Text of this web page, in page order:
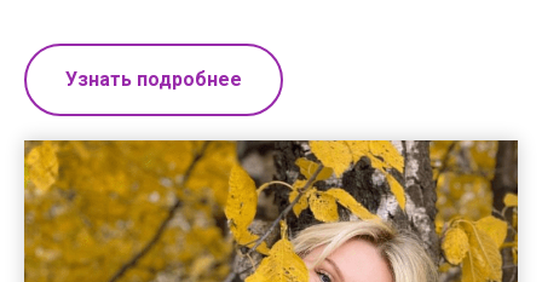
Узнать подробнее